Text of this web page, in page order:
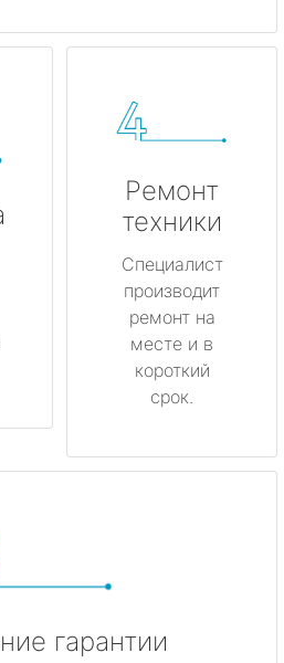
Ремонт
техники
Специалист
производит
ремонт на
месте и в
короткий
срок.
гарантии